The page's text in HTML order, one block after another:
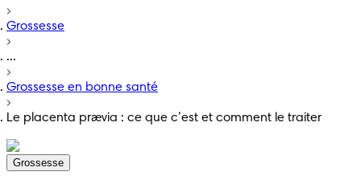
Grossesse
...
Grossesse en bonne santé
Le placenta prævia : ce que c’est et comment le traiter
Grossesse